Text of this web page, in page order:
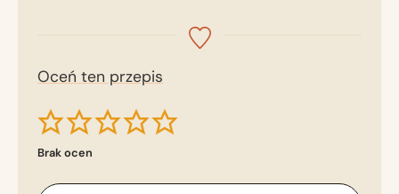
Oceń ten przepis
Brak ocen